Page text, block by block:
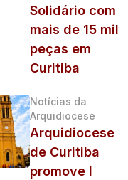
Solidário com
mais de 15 mil
peças em
Curitiba
Notícias da
Arquidiocese
Arquidiocese
de Curitiba
promove I